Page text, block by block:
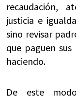
recaudación,
justicia e
sino revisar
que paguen
haciendo.
De este